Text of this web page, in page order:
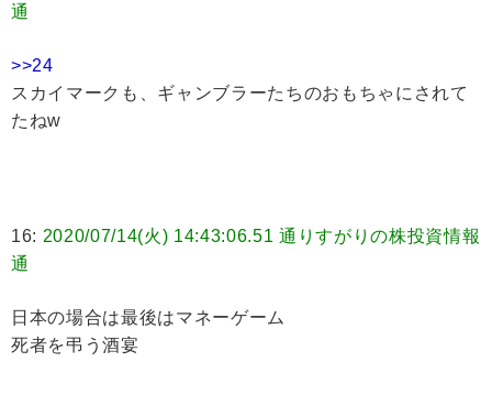
通
>>24
スカイマークも、ギャンブラーたちのおもちゃにされて
たねw
16: 2020/07/14(火) 14:43:06.51 通りすがりの株投資情報
通
日本の場合は最後はマネーゲーム
死者を弔う酒宴